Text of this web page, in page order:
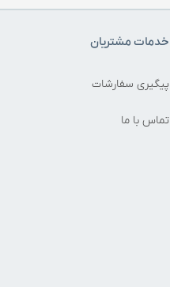
خدمات مشتریان
پیگیری سفارشات
تماس با ما